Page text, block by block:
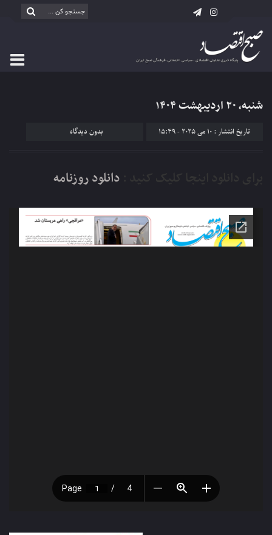
شنبه، ۲۰ اردیبهشت ۱۴۰۴
تاریخ انتشار : 10 می 2025 - 15:49 بدون دیدگاه
دانلود روزنامه